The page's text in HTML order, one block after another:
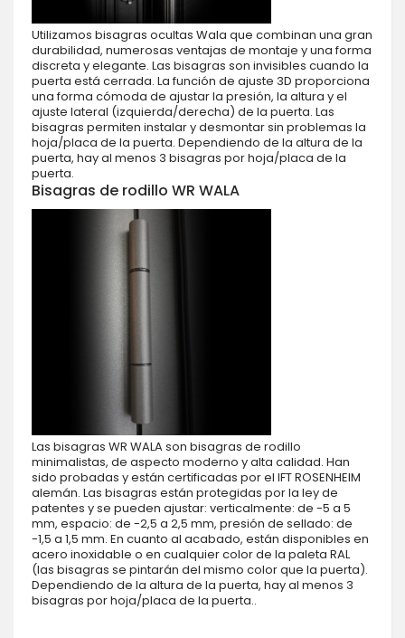
Utilizamos bisagras ocultas Wala que combinan una gran
durabilidad, numerosas ventajas de montaje y una forma
discreta y elegante. Las bisagras son invisibles cuando la
puerta está cerrada. La función de ajuste 3D proporciona
una forma cómoda de ajustar la presión, la altura y el
ajuste lateral (izquierda/derecha) de la puerta. Las
bisagras permiten instalar y desmontar sin problemas la
hoja/placa de la puerta. Dependiendo de la altura de la
puerta, hay al menos 3 bisagras por hoja/placa de la
puerta.
Bisagras de rodillo WR WALA
Las bisagras WR WALA son bisagras de rodillo
minimalistas, de aspecto moderno y alta calidad. Han
sido probadas y están certificadas por el IFT ROSENHEIM
alemán. Las bisagras están protegidas por la ley de
patentes y se pueden ajustar: verticalmente: de -5 a 5
mm, espacio: de -2,5 a 2,5 mm, presión de sellado: de
-1,5 a 1,5 mm. En cuanto al acabado, están disponibles en
acero inoxidable o en cualquier color de la paleta RAL
(las bisagras se pintarán del mismo color que la puerta).
Dependiendo de la altura de la puerta, hay al menos 3
bisagras por hoja/placa de la puerta..